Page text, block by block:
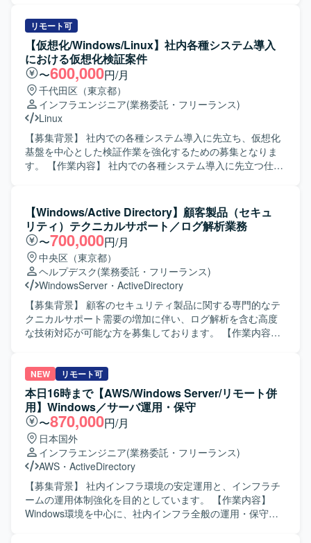
築を行っていただきます。 RADIUS / LDAPを用いたユーザ
ー・端末認証基盤の設計・構築を実施していただきます。
安全な無線LAN（Wi-Fi）環境の設計・構築および電波・ア
クセス制御の検討・実装を行っていただきます。 Linux /
Windowsサーバー上でのログ調査、証明書設定、認証連携
に伴う各種設定・検証作業を担当していただきます。 プロ
ジェクトに伴う設計書、パラメータシート、テスト仕様書
などの技術ドキュメントを作成していただきます。 【求め
る人物像】 認証や証明書、ネットワークポリシー制御に強
みを持ち、高い専門性を活かして主体的に設計・構築をリ
ードしていただける方を求めています。 【ポジションの魅
件に対応したネットワーク設計スキルを磨いていただけま
す。 Ciscoの先進的なソリューション（ISE、DNAC等）を
活用した認証・ネットワーク制御の実務経験を深めること
ができます。 【開発環境】 ネットワーク製品： Cisco
Catalyst, WLC, Cisco ISE, Cisco DNA Center (DNAC) 認証
プロトコル： RADIUS, LDAP サーバーOS： Linux,
Windows Server（証明書・認証周り） 担当工程： 基本設
計〜詳細設計〜構築〜検証・テスト
リモート可
【仮想化/Windows/Linux】社内各種システム導入
における仮想化検証案件
〜600,000円/月
千代田区（東京都）
インフラエンジニア(業務委託・フリーランス)
Linux
【募集背景】 社内での各種システム導入に先立ち、仮想化
基盤を中心とした検証作業を強化するための募集となりま
す。 【作業内容】 社内での各種システム導入に先立つ仕様
仕様書等の各種資料作成も行っていただきます。メインは
仮想化検証となりますが、プロジェクト内で別案件にアサ
インされる可能性もあります。サポート契約がない最新ア
プリケーションの検証など、自力での調査検証が必要なケ
ースもあります。 【求める人物像】 仮想技術やWindowsや
LinuxのOS知識など、広範な知識を主体的にキャッチアップ
いただける方を求めています。複数案件を各個人で分担し
て処理する場合もあるため、ある程度自走可能な対応力を
お持ちの方を歓迎いたします。不明点をお客様やチームメ
ンバーに適時確認しながら、柔軟に対応いただける方です
プリケーションの検証などを通じて技術的なスキルアップ
が期待できます。複数案件に関わることで、さまざまなシ
ステム導入における検証・構築ノウハウを蓄積できる環境
です。 【開発環境】 仮想化基盤上でWindowsおよびLinux
環境を利用した検証・構築作業を行います。
【Windows/Active Directory】顧客製品（セキュ
リティ）テクニカルサポート／ログ解析業務
〜700,000円/月
中央区（東京都）
ヘルプデスク(業務委託・フリーランス)
WindowsServer ・ ActiveDirectory
【募集背景】 顧客のセキュリティ製品に関する専門的なテ
クニカルサポート需要の増加に伴い、ログ解析を含む高度
な技術対応が可能な方を募集しております。 【作業内容】
応に加え、SIEMログ解析を中心とした技術調査を行いま
す。主な対応内容として、Windowsイベントログ解析
（Event ID 4624/4625 などの認証挙動の分析）、Active
Directory認証ログの調査（不正ログイン、権限昇格などの
攻撃手法理解を含む）、IPS／UTMのアラート調査、製品
（セキュリティ）の動作検証や技術的な深掘り調査、報告
書作成、社内レビュー、顧客向け説明（Web会議含む）を
行っていただきます。攻撃手法の理解を前提としたログ解
析を含む高度な技術対応が求められます。 【求める人物
像】 責任を持って1人称で対応できる方を求めております。
また、チームでの報連相やコミュニケーションを円滑に行
NEW リモート可
本日16時まで【AWS/Windows Server/リモート併
用】Windows／サーバ運用・保守
〜870,000円/月
日本国外
インフラエンジニア(業務委託・フリーランス)
AWS ・ ActiveDirectory
【募集背景】 社内インフラ環境の安定運用と、インフラチ
ームの運用体制強化を目的としています。 【作業内容】
Windows環境を中心に、社内インフラ全般の運用・保守を